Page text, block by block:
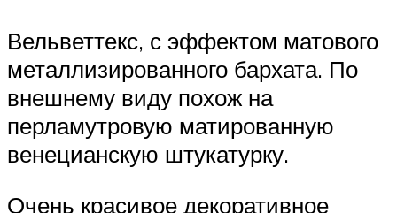
Вельветтекс, с эффектом матового
металлизированного бархата. По
внешнему виду похож на
перламутровую матированную
венецианскую штукатурку.
Очень красивое декоративное